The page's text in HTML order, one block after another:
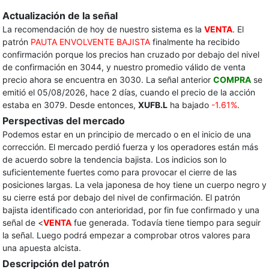
Actualización de la señal
La recomendación de hoy de nuestro sistema es la VENTA. El
patrón PAUTA ENVOLVENTE BAJISTA finalmente ha recibido
confirmación porque los precios han cruzado por debajo del nivel
de confirmación en 3044, y nuestro promedio válido de venta
precio ahora se encuentra en 3030. La señal anterior COMPRA se
emitió el 05/08/2026, hace 2 días, cuando el precio de la acción
estaba en 3079. Desde entonces, XUFB.L ha bajado -1.61%.
Perspectivas del mercado
Podemos estar en un principio de mercado o en el inicio de una
corrección. El mercado perdió fuerza y ​​los operadores están más
de acuerdo sobre la tendencia bajista. Los indicios son lo
suficientemente fuertes como para provocar el cierre de las
posiciones largas. La vela japonesa de hoy tiene un cuerpo negro y
su cierre está por debajo del nivel de confirmación. El patrón
bajista identificado con anterioridad, por fin fue confirmado y una
señal de <VENTA fue generada. Todavía tiene tiempo para seguir
la señal. Luego podrá empezar a comprobar otros valores para
una apuesta alcista.
Descripción del patrón